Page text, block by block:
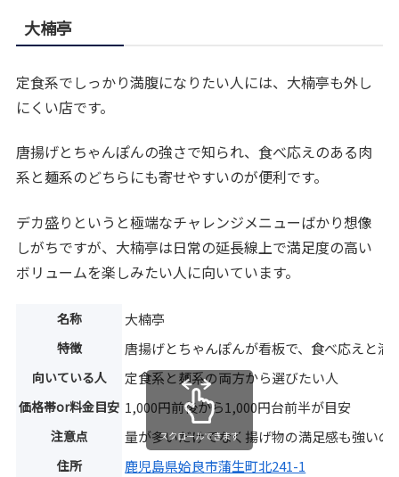
大楠亭
定食系でしっかり満腹になりたい人には、大楠亭も外し
にくい店です。
唐揚げとちゃんぽんの強さで知られ、食べ応えのある肉
系と麺系のどちらにも寄せやすいのが便利です。
デカ盛りというと極端なチャレンジメニューばかり想像
しがちですが、大楠亭は日常の延長線上で満足度の高い
ボリュームを楽しみたい人に向いています。
名称 大楠亭
特徴 唐揚げとちゃんぽんが看板で、食べ応えと満
向いている人 定食系と麺系の両方から選びたい人
価格帯or料金目安 1,000円前後から1,000円台前半が目安
注意点 量が多いだけでなく揚げ物の満足感も強い
住所 鹿児島県姶良市蒲生町北241-1
スクロールできます